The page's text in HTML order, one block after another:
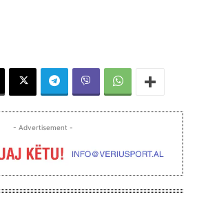
- Advertisement -